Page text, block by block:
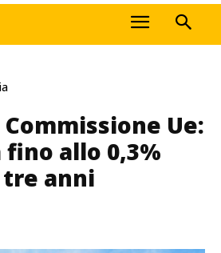
Ue:
allo 0,3%
anni